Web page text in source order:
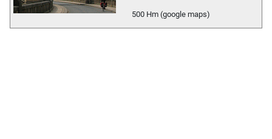
500 Hm (google maps)